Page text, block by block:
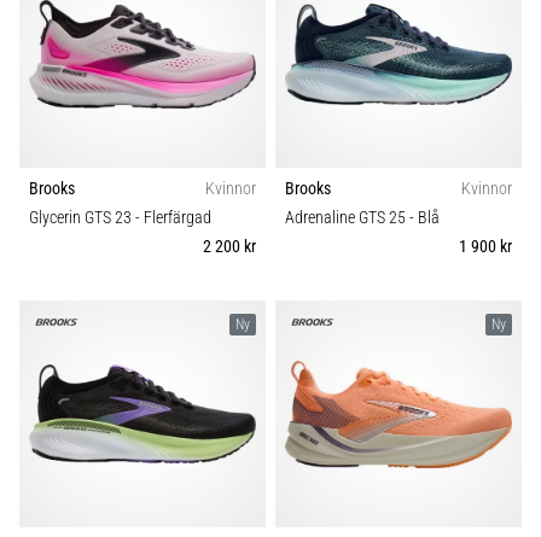
under
eller
efter
löpning?
vanligaste
orsakerna
Vad
beror
det…
Visa
Brooks
Kvinnor
Glycerin GTS 23 - Flerfärgad
2 200 kr
Brooks
Kvinnor
Adrenaline GTS 25- Blå
1 900 kr
Ny Ny